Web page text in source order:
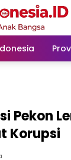
Pekon
Korupsi